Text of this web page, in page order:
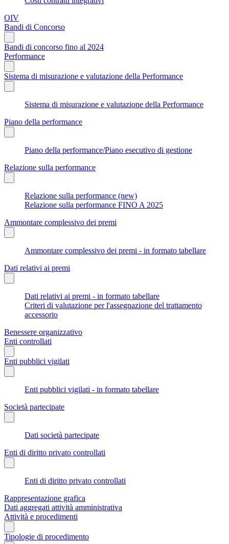
OIV
Bandi di Concorso
Bandi di concorso fino al 2024
Performance
Sistema di misurazione e valutazione della Performance
Sistema di misurazione e valutazione della Performance
Piano della performance
Piano della performance/Piano esecutivo di gestione
Relazione sulla performance
Relazione sulla performance (new)
Relazione sulla performance FINO A 2025
Ammontare complessivo dei premi
Ammontare complessivo dei premi - in formato tabellare
Dati relativi ai premi
Dati relativi ai premi - in formato tabellare
Criteri di valutazione per l'assegnazione del trattamento
accessorio
Benessere organizzativo
Enti controllati
Enti pubblici vigilati
Enti pubblici vigilati - in formato tabellare
Società partecipate
Dati società partecipate
Enti di diritto privato controllati
Enti di diritto privato controllati
Rappresentazione grafica
Dati aggregati attività amministrativa
Attività e procedimenti
Tipologie di procedimento